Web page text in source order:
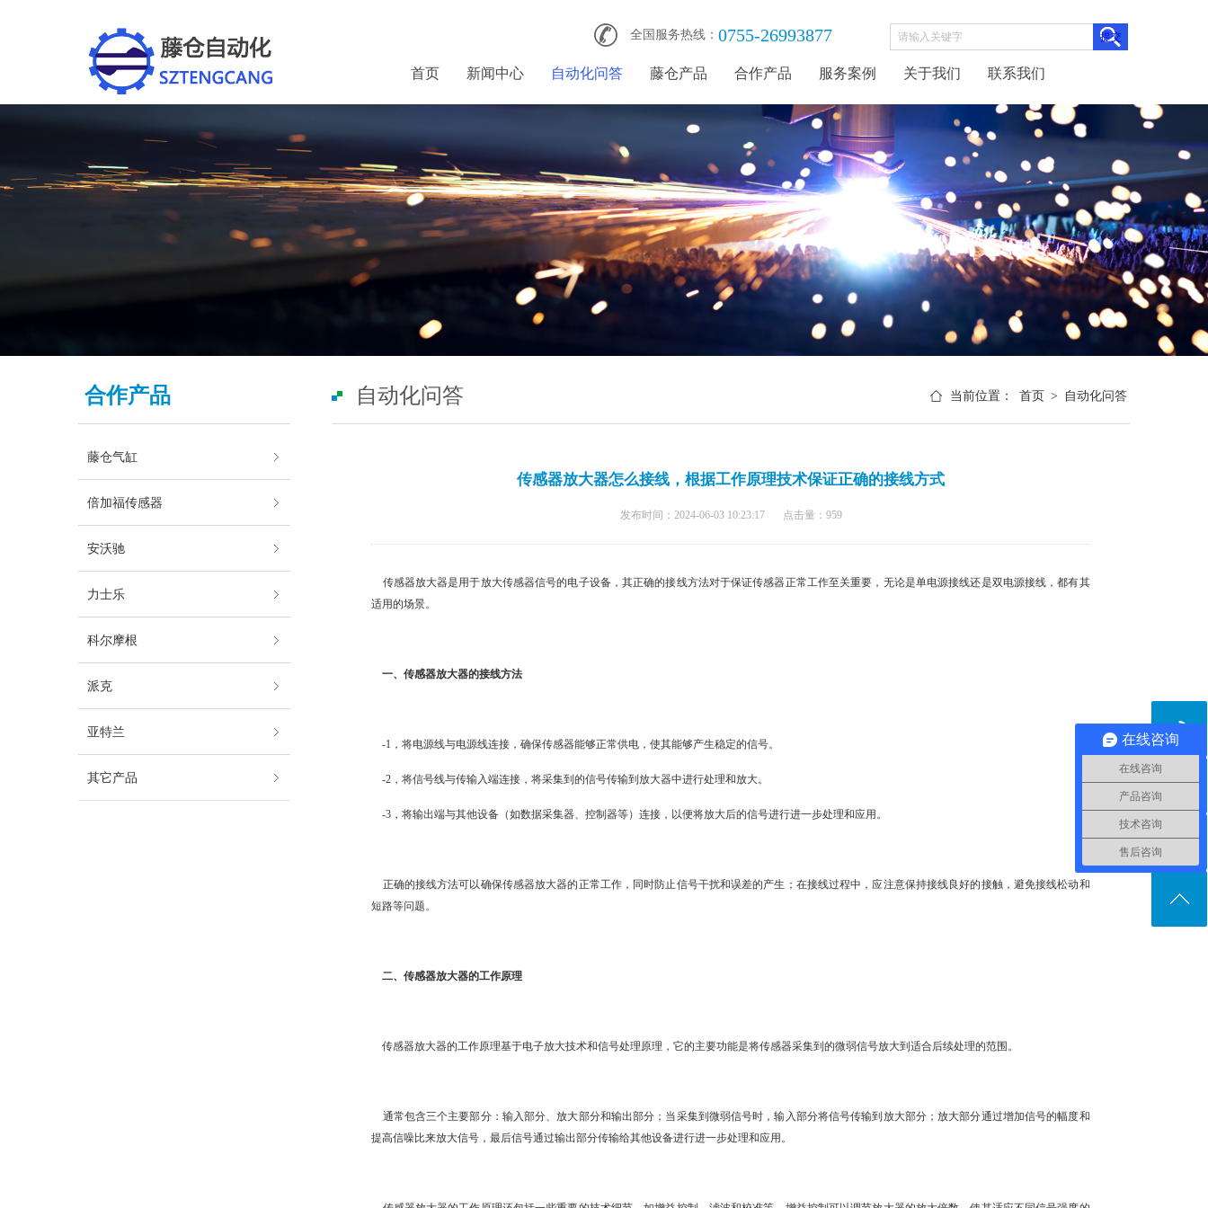
全国服务热线： 0755-26993877
首页 新闻中心 自动化问答 藤仓产品 合作产品 服务案例 关于我们 联系我们
合作产品
藤仓气缸
倍加福传感器
安沃驰
力士乐
科尔摩根
派克
亚特兰
其它产品
当前位置： 首页 > 自动化问答
自动化问答
传感器放大器怎么接线，根据工作原理技术保证正确的接线方式
发布时间：2024-06-03 10:23:17 点击量： 959
传感器放大器是用于放大传感器信号的电子设备，其正确的接线方法对于保证传感器正常工作至关重要，无论是单电源接线还是双电源接线，都有其
适用的场景。
一、传感器放大器的接线方法
-1，将电源线与电源线连接，确保传感器能够正常供电，使其能够产生稳定的信号。
-2，将信号线与传输入端连接，将采集到的信号传输到放大器中进行处理和放大。
-3，将输出端与其他设备（如数据采集器、控制器等）连接，以便将放大后的信号进行进一步处理和应用。
正确的接线方法可以确保传感器放大器的正常工作，同时防止信号干扰和误差的产生；在接线过程中，应注意保持接线良好的接触，避免接线松动和
短路等问题。
二、传感器放大器的工作原理
传感器放大器的工作原理基于电子放大技术和信号处理原理，它的主要功能是将传感器采集到的微弱信号放大到适合后续处理的范围。
通常包含三个主要部分：输入部分、放大部分和输出部分；当采集到微弱信号时，输入部分将信号传输到放大部分；放大部分通过增加信号的幅度和
提高信噪比来放大信号，最后信号通过输出部分传输给其他设备进行进一步处理和应用。
在线咨询
在线咨询
产品咨询
技术咨询
售后咨询